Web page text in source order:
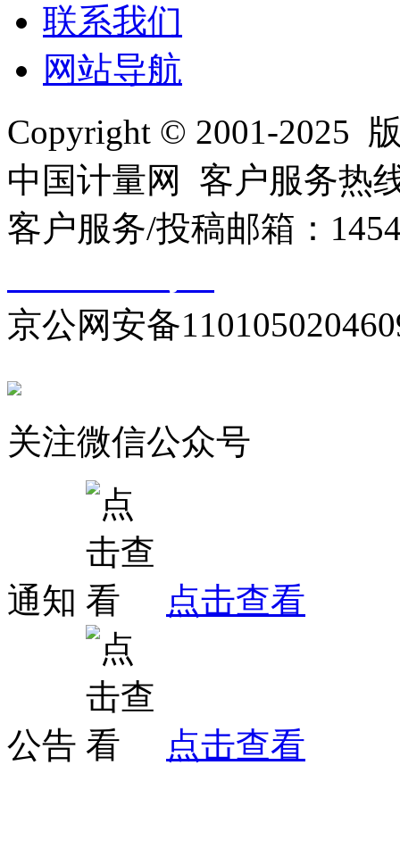
联系我们
网站导航
Copyright © 2001-2025
中国计量网 客户服务热
客户服务/投稿邮箱：
京公网安备
关注微信公众号
通知 点击查看
公告 点击查看